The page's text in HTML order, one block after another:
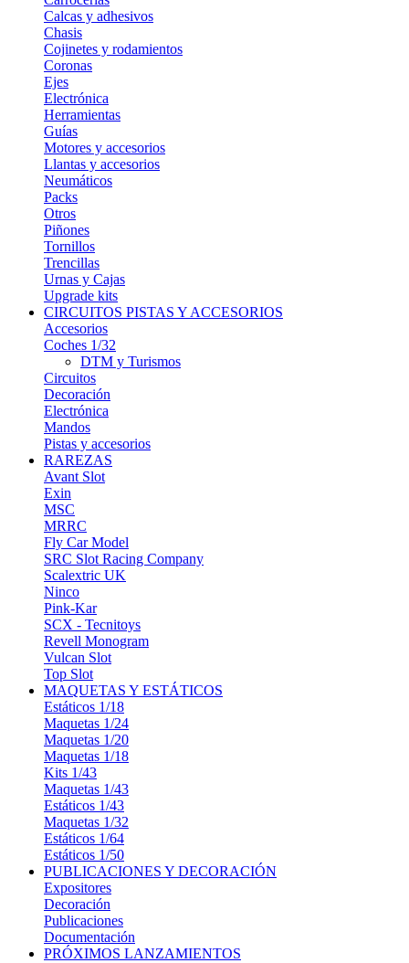
Calcas y adhesivos
Chasis
Cojinetes y rodamientos
Coronas
Ejes
Electrónica
Herramientas
Guías
Motores y accesorios
Llantas y accesorios
Neumáticos
Packs
Otros
Piñones
Tornillos
Trencillas
Urnas y Cajas
Upgrade kits
CIRCUITOS PISTAS Y ACCESORIOS
Accesorios
Coches 1/32
DTM y Turismos
Circuitos
Decoración
Electrónica
Mandos
Pistas y accesorios
RAREZAS
Avant Slot
Exin
MSC
MRRC
Fly Car Model
SRC Slot Racing Company
Scalextric UK
Ninco
Pink-Kar
SCX - Tecnitoys
Revell Monogram
Vulcan Slot
Top Slot
MAQUETAS Y ESTÁTICOS
Estáticos 1/18
Maquetas 1/24
Maquetas 1/20
Maquetas 1/18
Kits 1/43
Maquetas 1/43
Estáticos 1/43
Maquetas 1/32
Estáticos 1/64
Estáticos 1/50
PUBLICACIONES Y DECORACIÓN
Expositores
Decoración
Publicaciones
Documentación
PRÓXIMOS LANZAMIENTOS